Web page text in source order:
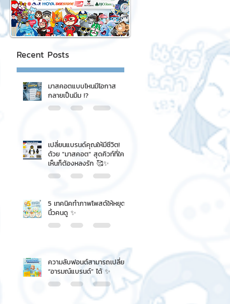
Recent Posts
มาสคอตแบบไหนมีโอกาส
กลายเป็นมีม !?
เปลี่ยนแบรนด์คุณให้มีชีวิต!
ด้วย "มาสคอต" สุดคิวท์ที่ใคร
เห็นก็ต้องหลงรัก 🥰✨
5 เทคนิคทำภาพโพสต์ให้หยุด
นิ้วคนดู ✨
ความลับฟอนต์สามารถเปลี่ยน
“อารมณ์แบรนด์” ได้ ✨